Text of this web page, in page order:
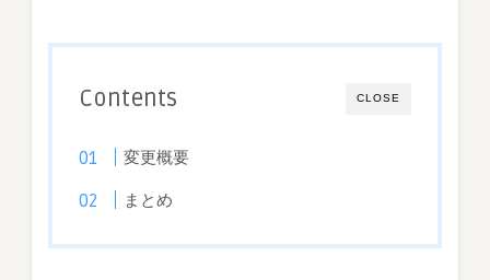
で
CLOSE
Contents
変更概要
まとめ